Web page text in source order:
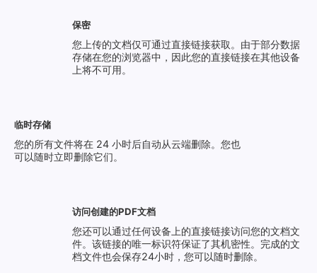
保密
您上传的文档仅可通过直接链接获取。由于部分数据
存储在您的浏览器中，因此您的直接链接在其他设备
上将不可用。
临时存储
您的所有文件将在 24 小时后自动从云端删除。您也
可以随时立即删除它们。
访问创建的PDF文档
您还可以通过任何设备上的直接链接访问您的文档文
件。该链接的唯一标识符保证了其机密性。完成的文
档文件也会保存24小时，您可以随时删除。